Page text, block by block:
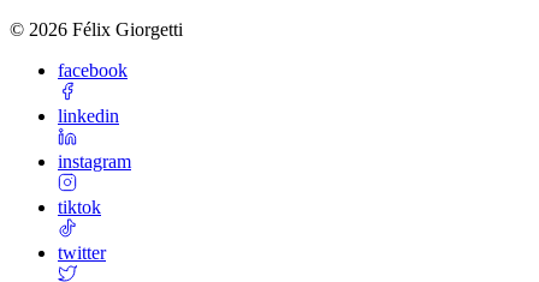
© 2026 Félix Giorgetti
facebook
linkedin
instagram
tiktok
twitter